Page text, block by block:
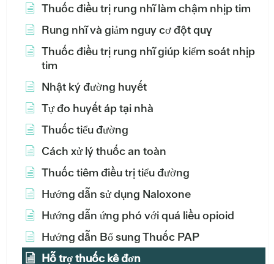
Thuốc điều trị rung nhĩ làm chậm nhịp tim
Rung nhĩ và giảm nguy cơ đột quỵ
Thuốc điều trị rung nhĩ giúp kiểm soát nhịp
tim
Nhật ký đường huyết
Tự đo huyết áp tại nhà
Thuốc tiểu đường
Cách xử lý thuốc an toàn
Thuốc tiêm điều trị tiểu đường
Hướng dẫn sử dụng Naloxone
Hướng dẫn ứng phó với quá liều opioid
Hướng dẫn Bổ sung Thuốc PAP
Hỗ trợ thuốc kê đơn